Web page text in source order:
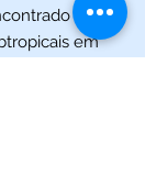
em
em